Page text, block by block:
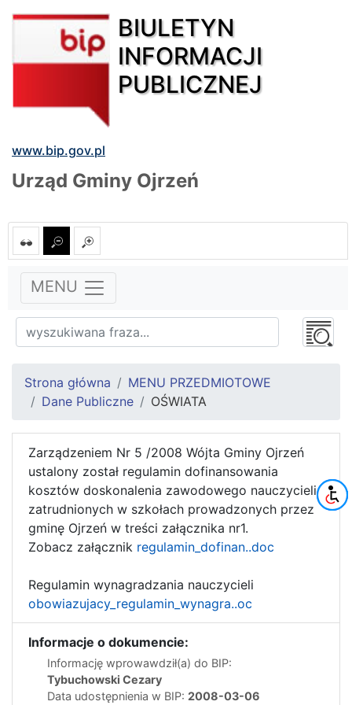
BIULETYN
INFORMACJI
PUBLICZNEJ
www.bip.gov.pl
Urząd Gminy Ojrzeń
MENU
Strona główna
MENU PRZEDMIOTOWE
Dane Publiczne
OŚWIATA
Zarządzeniem Nr 5 /2008 Wójta Gminy Ojrzeń
ustalony został regulamin dofinansowania
kosztów doskonalenia zawodowego nauczycieli
zatrudnionych w szkołach prowadzonych przez
gminę Ojrzeń w treści załącznika nr1.
Zobacz załącznik regulamin_dofinan..doc
Regulamin wynagradzania nauczycieli
obowiazujacy_regulamin_wynagra..oc
Informacje o dokumencie:
Informację wprowawdził(a) do BIP:
Tybuchowski Cezary
Data udostępnienia w BIP: 2008-03-06